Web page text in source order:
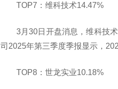
TOP7：维科技术14.47%
3月30日开盘消息，维科技
司2025年第三季度季报显示，
TOP8：世龙实业10.18%